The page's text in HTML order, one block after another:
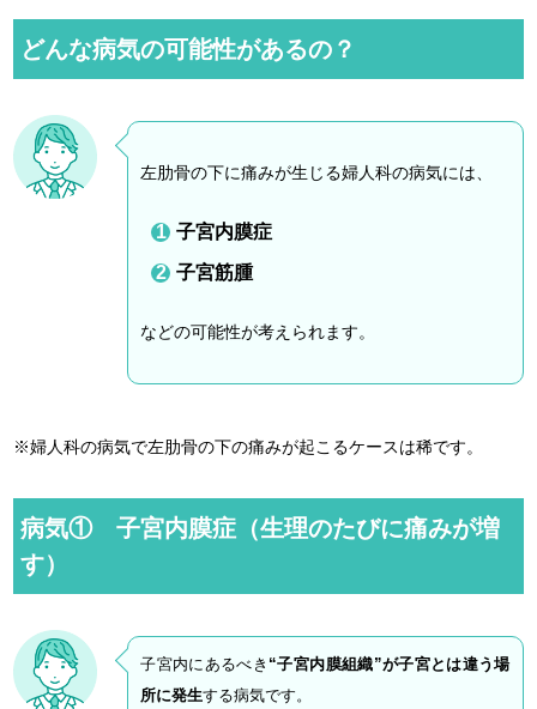
どんな病気の可能性があるの？
左肋骨の下に痛みが生じる婦人科の病気には、
子宮内膜症
子宮筋腫
などの可能性が考えられます。
※婦人科の病気で左肋骨の下の痛みが起こるケースは稀です。
病気① 子宮内膜症（生理のたびに痛みが増
す）
子宮内にあるべき “子宮内膜組織”が子宮とは違う場
所に発生する病気です。